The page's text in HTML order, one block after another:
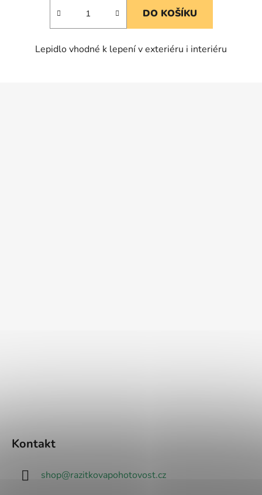
hvězdiček.
DO KOŠÍKU
Lepidlo vhodné k lepení v exteriéru i interiéru
Kontakt
shop@razitkovapohotovost.cz